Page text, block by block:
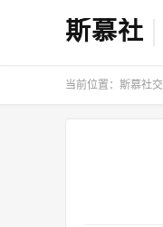
斯慕社
当前位置： 斯慕社交